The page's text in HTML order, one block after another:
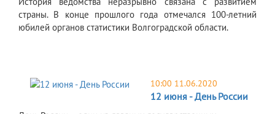
страны. В конце прошлого года отмечался 100-летний
юбилей органов статистики Волгоградской области.
10:00 11.06.2020
12 июня - День России